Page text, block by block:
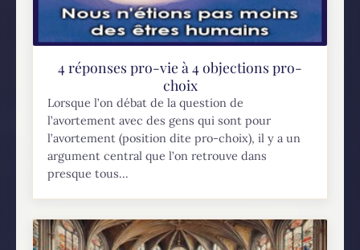
4 réponses pro-vie à 4 objections pro-
choix
Lorsque l’on débat de la question de
l’avortement avec des gens qui sont pour
l’avortement (position dite pro-choix), il y a un
argument central que l’on retrouve dans
presque tous...